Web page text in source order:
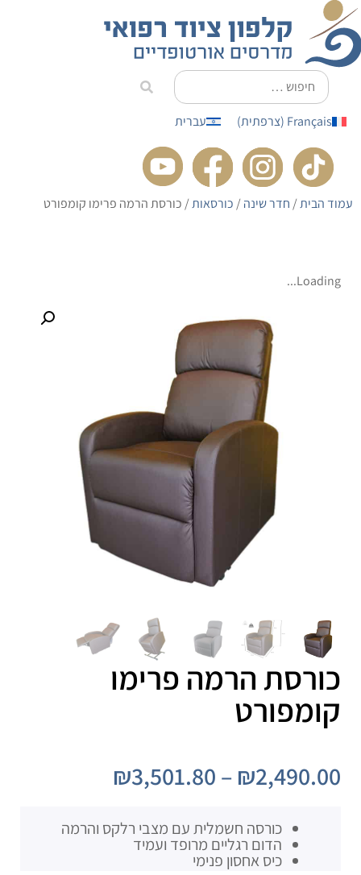
לתוכן
Français
(צרפתית) עברית
עמוד הבית/ חדר שינה/ כורסאות/ כורסת הרמה פרימו קומפורט
Loading...
כורסת הרמה פרימו
קומפורט
₪2,490.00
–
₪3,501.80
כורסה חשמלית עם מצבי רלקס והרמה
הדום רגליים מרופד ועמיד
כיס אחסון פנימי